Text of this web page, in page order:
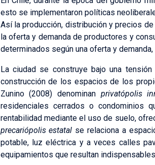
esto se implementaron políticas
Así la producción, distribución y precios
la oferta y demanda de productores y
determinados según una oferta y
La ciudad se construye bajo una
construcción de los espacios de los
Zunino (2008) denominan privatópolis
residenciales cerrados o condominios
rentabilidad mediante el uso de suelo,
precariópolis estatal se relaciona a
potable, luz eléctrica y a veces calles
equipamientos que resultan